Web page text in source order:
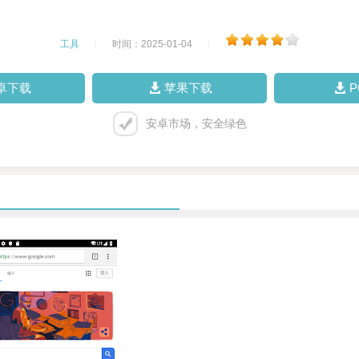
工具 时间：2025-01-04
下载 苹果下载
安卓市场，安全绿色